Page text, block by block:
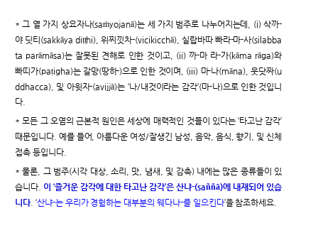
* 그 열 가지 상요자나(saṁyojanā)는 세 가지 범주로 나누어지는데, (i) 삭까-
야 딧티(sakkāya diṭṭhi), 위찌낏차-(vicikicchā), 실랍바따 빠라-마-사(silabba
ta parāmāsa)는 잘못된 견해로 인한 것이고, (ii) 까-마 라-가(kāma rāga)와
빠띠가(paṭigha)는 갈망(땅하-)으로 인한 것이며, (iii) 마-나(māna), 웃닷짜(u
ddhacca), 및 아윗자-(avijjā)는 ‘나/내것이라는 감각’(마-나)으로 인한 것입니
다.
* 모든 그 오염의 근본적 원인은 세상에 매력적인 것들이 있다는 ‘타고난 감각’
때문입니다. 예를 들어, 아름다운 여성/잘생긴 남성, 음악, 음식, 향기, 및 신체
접촉 등입니다.
* 물론, 그 범주(시각 대상, 소리, 맛, 냄새, 및 감촉) 내에는 많은 종류들이 있
습니다. 이 ‘즐거운 감각에 대한 타고난 감각’은 산냐-(saññā)에 내재되어 있습
니다. ‘산냐-는 우리가 경험하는 대부분의 웨다나-를 일으킨다’을 참조하세요.